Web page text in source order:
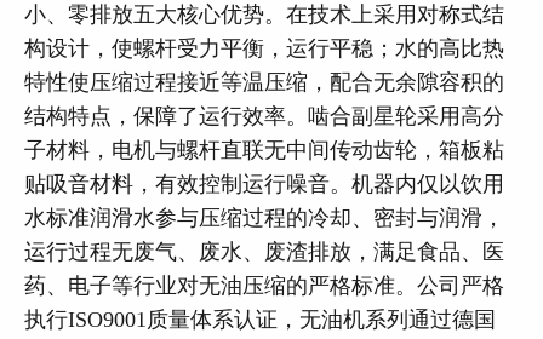
小、零排放五大核心优势。在技术上采用对称式结
构设计，使螺杆受力平衡，运行平稳；水的高比热
特性使压缩过程接近等温压缩，配合无余隙容积的
结构特点，保障了运行效率。啮合副星轮采用高分
子材料，电机与螺杆直联无中间传动齿轮，箱板粘
贴吸音材料，有效控制运行噪音。机器内仅以饮用
水标准润滑水参与压缩过程的冷却、密封与润滑，
运行过程无废气、废水、废渣排放，满足食品、医
药、电子等行业对无油压缩的严格标准。公司严格
执行ISO9001质量体系认证，无油机系列通过德国